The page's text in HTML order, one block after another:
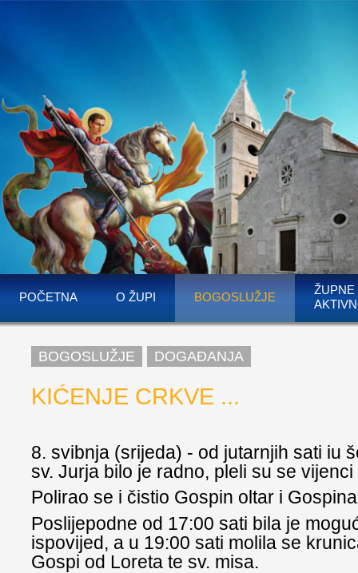
POČETNA O ŽUPI BOGOSLUŽJE
ŽUPNE
BOGOSLUŽJE DOGAĐANJA
KIĆENJE CRKVE ...
8. svibnja (srijeda) - od jutarnjih sati iu
sv. Jurja bilo je radno, pleli su se
Polirao se i čistio Gospin oltar i
Poslijepodne od 17:00 sati bila je
ispovijed, a u 19:00 sati molila se
Gospi od Loreta te sv. misa.